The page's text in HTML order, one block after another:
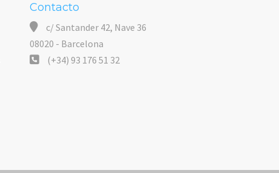
Contacto
c/ Santander 42, Nave 36
08020 - Barcelona
(+34) 93 176 51 32